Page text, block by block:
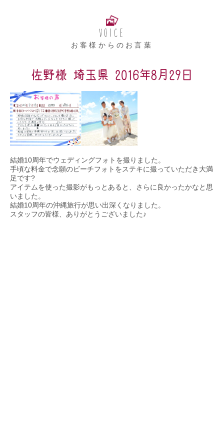
VOICE
お客様からのお言葉
佐野様 埼玉県 2016年8月29日
結婚10周年でウェディングフォトを撮りました。
手頃な料金で念願のビーチフォトをステキに撮っていただき大満
足です?
アイテムを使った撮影がもっとあると、さらに良かったかなと思
いました。
結婚10周年の沖縄旅行が思い出深くなりました。
スタッフの皆様、ありがとうございました♪